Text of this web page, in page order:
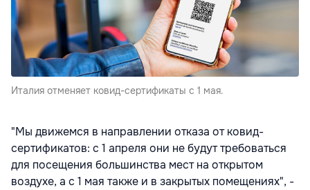
Италия отменяет ковид-сертификаты с 1 мая.
"Мы движемся в направлении отказа от ковид-
сертификатов: с 1 апреля они не будут требоваться
для посещения большинства мест на открытом
воздухе, а с 1 мая также и в закрытых помещениях", -